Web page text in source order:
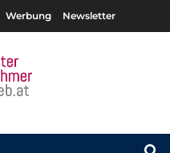
Werbung Newsletter